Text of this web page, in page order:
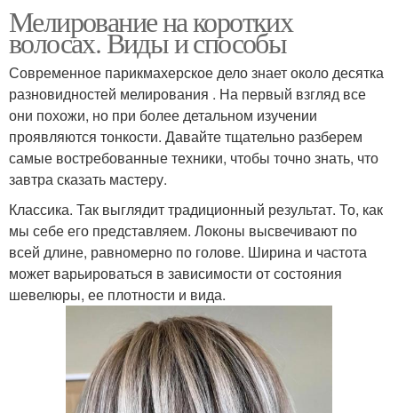
Мелирование на коротких
волосах. Виды и способы
Современное парикмахерское дело знает около десятка
разновидностей мелирования . На первый взгляд все
они похожи, но при более детальном изучении
проявляются тонкости. Давайте тщательно разберем
самые востребованные техники, чтобы точно знать, что
завтра сказать мастеру.
Классика. Так выглядит традиционный результат. То, как
мы себе его представляем. Локоны высвечивают по
всей длине, равномерно по голове. Ширина и частота
может варьироваться в зависимости от состояния
шевелюры, ее плотности и вида.